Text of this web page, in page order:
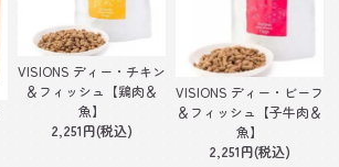
VISIONS ディー・チキン
＆フィッシュ【鶏肉＆
魚】
2,251円(税込)
VISIONS ディー・ビーフ
＆フィッシュ【子牛肉＆
魚】
2,251円(税込)